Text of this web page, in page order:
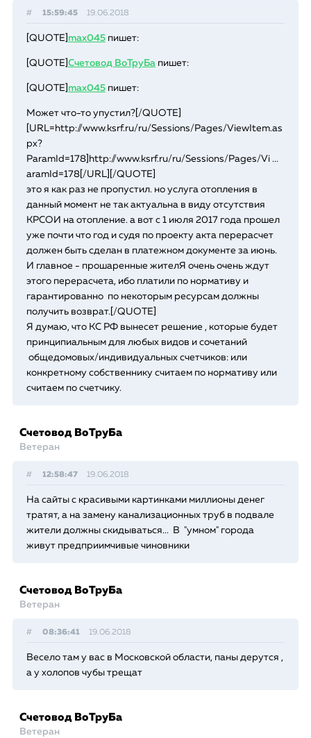
# 15:59:45 19.06.2018
[QUOTE] max045пишет:
[QUOTE] Счетовод ВоТруБапишет:
[QUOTE] max045пишет:
Может что-то упустил?[/QUOTE]
[URL=http://www.ksrf.ru/ru/Sessions/Pages/ViewItem.as
px?
ParamId=178]http://www.ksrf.ru/ru/Sessions/Pages/Vi ...
aramId=178[/URL][/QUOTE]
это я как раз не пропустил. но услуга отопления в
данный момент не так актуальна в виду отсутствия
КРСОИ на отопление. а вот с 1 июля 2017 года прошел
уже почти что год и судя по проекту акта перерасчет
должен быть сделан в платежном документе за июнь.
И главное - прошаренные жителЯ очень очень ждут
этого перерасчета, ибо платили по нормативу и
гарантированно по некоторым ресурсам должны
получить возврат.[/QUOTE]
Я думаю, что КС РФ вынесет решение , которые будет
принципиальным для любых видов и сочетаний
общедомовых/индивидуальных счетчиков: или
конкретному собственнику считаем по нормативу или
считаем по счетчику.
Счетовод ВоТруБа
Ветеран
# 12:58:47 19.06.2018
На сайты с красивыми картинками миллионы денег
тратят, а на замену канализационных труб в подвале
жители должны скидываться... В "умном" города
живут предприимчивые чиновники
Счетовод ВоТруБа
Ветеран
# 08:36:41 19.06.2018
Весело там у вас в Московской области, паны дерутся ,
а у холопов чубы трещат
Счетовод ВоТруБа
Ветеран